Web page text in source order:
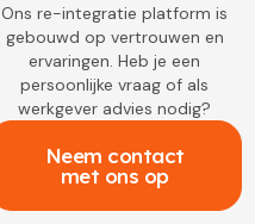
Ons re-integratie platform is
gebouwd op vertrouwen en
ervaringen. Heb je een
persoonlijke vraag of als
werkgever advies nodig?
Neem contact
met ons op